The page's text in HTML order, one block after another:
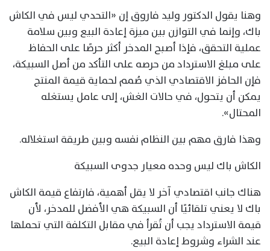
وهنا يقول الدكتور وليد فاروق إن «التحدي ليس في الكاش
باك، وإنما في التوازن بين ميزة إعادة البيع وبين سلامة
عملية التحقق، فإذا أصبح المدخر أكثر حرصًا على الحفاظ
على مبلغ الاسترداد من حرصه على التأكد من أصل السبيكة،
فإن الحافز الاقتصادي الذي صُمم لحماية قيمة المنتج
يمكن أن يتحول، في حالات الغش، إلى عامل يستغله
المحتال».
وهذا فارق مهم بين النظام نفسه وبين طريقة استغلاله.
الكاش باك ليس وحده معيار جدوى السبيكة
هناك جانب اقتصادي آخر لا يقل أهمية، فارتفاع قيمة الكاش
باك لا يعني تلقائيًا أن السبيكة هي الأفضل للمدخر، لأن
قيمة الاسترداد يجب أن تُقرأ في مقابل التكلفة التي تحملها
عند الشراء وشروط إعادة البيع.